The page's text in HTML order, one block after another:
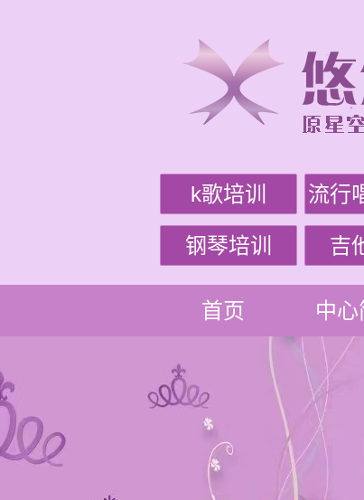
k歌培训 流行
钢琴培训 吉
首页 中